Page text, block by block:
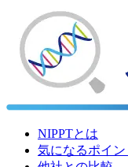
NIPPTとは
気になるポイン